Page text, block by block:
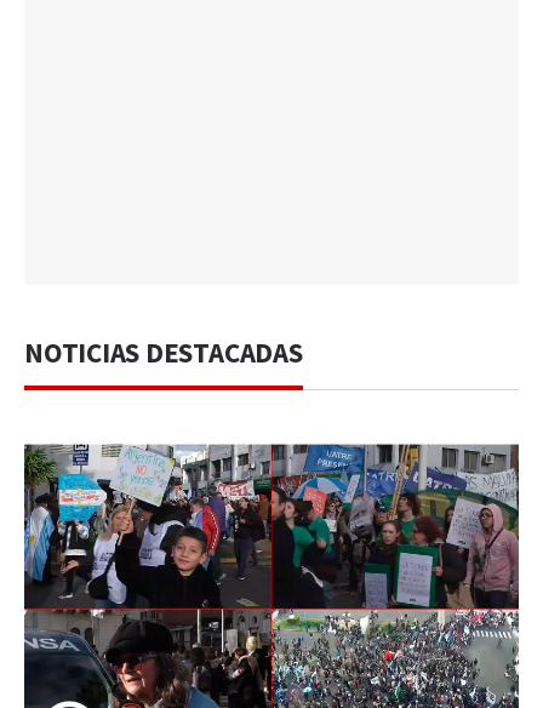
NOTICIAS DESTACADAS